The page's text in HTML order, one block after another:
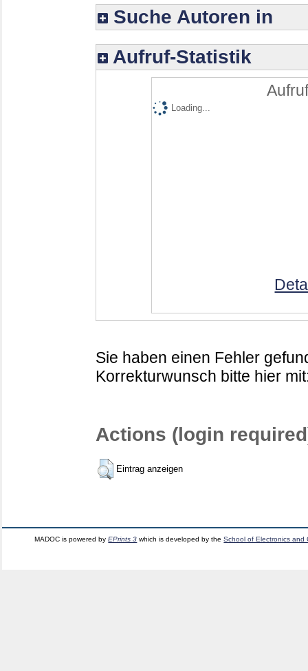
Suche Autoren in
Aufruf-Statistik
Loading...
Sie haben einen Fehler
Korrekturwunsch bitte hier
Actions (login
Eintrag anzeigen
MADOC is powered byEPrints 3 which is developed by theSchool of Electronics and